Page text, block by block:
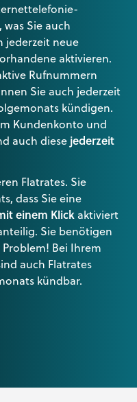
Sie auch
jederzeit neue
aktivieren.
Rufnummern
Sie auch jederzeit
kündigen.
Kundenkonto und
auch diese jederzeit
Flatrates. Sie
dass Sie eine
einem Klick aktiviert
Sie benötigen
Bei Ihrem
auch Flatrates
kündbar.